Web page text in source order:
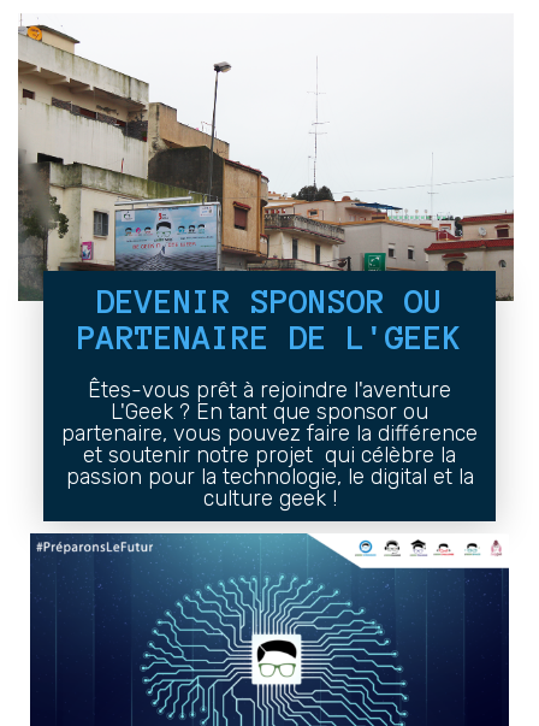
DEVENIR SPONSOR OU
PARTENAIRE DE L'GEEK
Êtes-vous prêt à rejoindre l'aventure
L'Geek ? En tant que sponsor ou
partenaire, vous pouvez faire la différence
et soutenir notre projet qui célèbre la
passion pour la technologie, le digital et la
culture geek !